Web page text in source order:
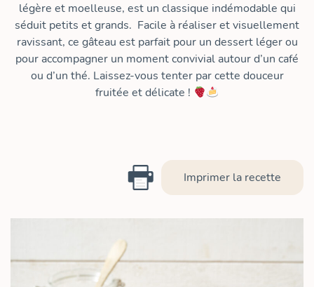
légère et moelleuse, est un classique indémodable qui
séduit petits et grands. Facile à réaliser et visuellement
ravissant, ce gâteau est parfait pour un dessert léger ou
pour accompagner un moment convivial autour d’un café
ou d’un thé. Laissez-vous tenter par cette douceur
fruitée et délicate !
Imprimer la recette